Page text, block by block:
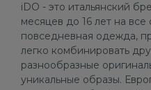
iDO - это итальянский
месяцев до 16 лет на
повседневная одежда,
легко комбинировать
разнообразные
уникальные образы.